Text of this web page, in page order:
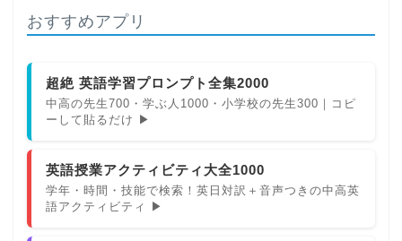
おすすめアプリ
超絶 英語学習プロンプト全集2000
中高の先生700・学ぶ人1000・小学校の先生300｜コピ
ーして貼るだけ ▶
英語授業アクティビティ大全1000
学年・時間・技能で検索！英日対訳＋音声つきの中高英
語アクティビティ ▶